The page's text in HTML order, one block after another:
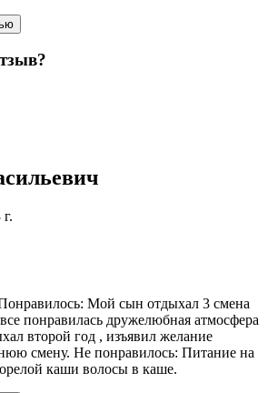
Мой сын отдыхал 3 смена
понравилась дружелюбная атмосфера
второй год , изъявил желание
смену. Не понравилось: Питание на
каши волосы в каше.